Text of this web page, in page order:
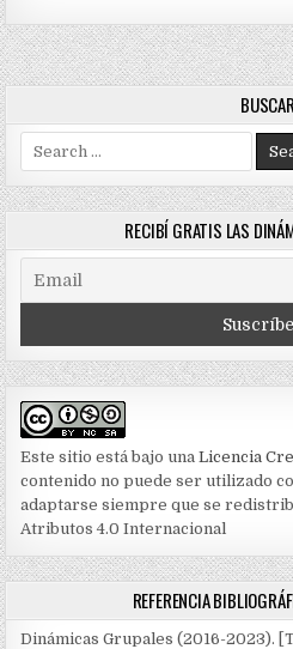
BUSCAR
Search
for:
RECIBÍ GRATIS LAS
Este sitio está bajo unaLicencia
contenido no puede ser utilizado
adaptarse siempre que se
Atributos 4.0 Internacional
REFERENCIA
Dinámicas Grupales (2016-2023).